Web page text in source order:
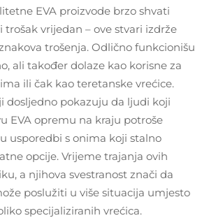
EVA proizvode brzo shvati
trošak vrijedan – ove stvari izdrže
trošenja. Odlično funkcionišu
ali također dolaze kao korisne za
ili čak kao teretanske vrećice.
dosljedno pokazuju da ljudi koji
EVA opremu na kraju potroše
usporedbi s onima koji stalno
opcije. Vrijeme trajanja ovih
a njihova svestranost znači da
poslužiti u više situacija umjesto
specijaliziranih vrećica.